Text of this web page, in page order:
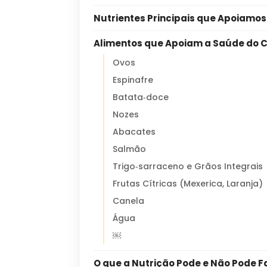
Nutrientes Principais que
Alimentos que Apoiam a Saúde do
Ovos
Espinafre
Batata‑doce
Nozes
Abacates
Salmão
Trigo‑sarraceno e Grãos Integrais
Frutas Cítricas (Mexerica, Laranja)
Canela
Água
￼
O que a Nutrição Pode e Não Pode